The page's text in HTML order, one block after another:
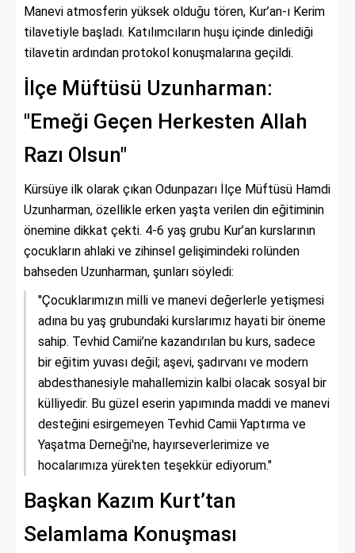
Manevi atmosferin yüksek olduğu tören, Kur’an-ı Kerim
tilavetiyle başladı. Katılımcıların huşu içinde dinlediği
tilavetin ardından protokol konuşmalarına geçildi.
İlçe Müftüsü Uzunharman:
"Emeği Geçen Herkesten Allah
Razı Olsun"
Kürsüye ilk olarak çıkan Odunpazarı İlçe Müftüsü Hamdi
Uzunharman, özellikle erken yaşta verilen din eğitiminin
önemine dikkat çekti. 4-6 yaş grubu Kur’an kurslarının
çocukların ahlaki ve zihinsel gelişimindeki rolünden
bahseden Uzunharman, şunları söyledi:
"Çocuklarımızın milli ve manevi değerlerle yetişmesi
adına bu yaş grubundaki kurslarımız hayati bir öneme
sahip. Tevhid Camii’ne kazandırılan bu kurs, sadece
bir eğitim yuvası değil; aşevi, şadırvanı ve modern
abdesthanesiyle mahallemizin kalbi olacak sosyal bir
külliyedir. Bu güzel eserin yapımında maddi ve manevi
desteğini esirgemeyen Tevhid Camii Yaptırma ve
Yaşatma Derneği'ne, hayırseverlerimize ve
hocalarımıza yürekten teşekkür ediyorum."
Başkan Kazım Kurt’tan
Selamlama Konuşması